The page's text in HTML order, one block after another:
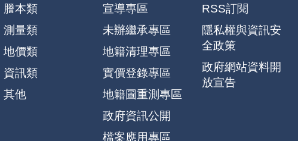
謄本類
測量類
地價類
資訊類
其他
宣導專區
未辦繼承專區
地籍清理專區
實價登錄專區
地籍圖重測專區
政府資訊公開
檔案應用專區
RSS訂閱
隱私權與資訊安
全政策
政府網站資料開
放宣告